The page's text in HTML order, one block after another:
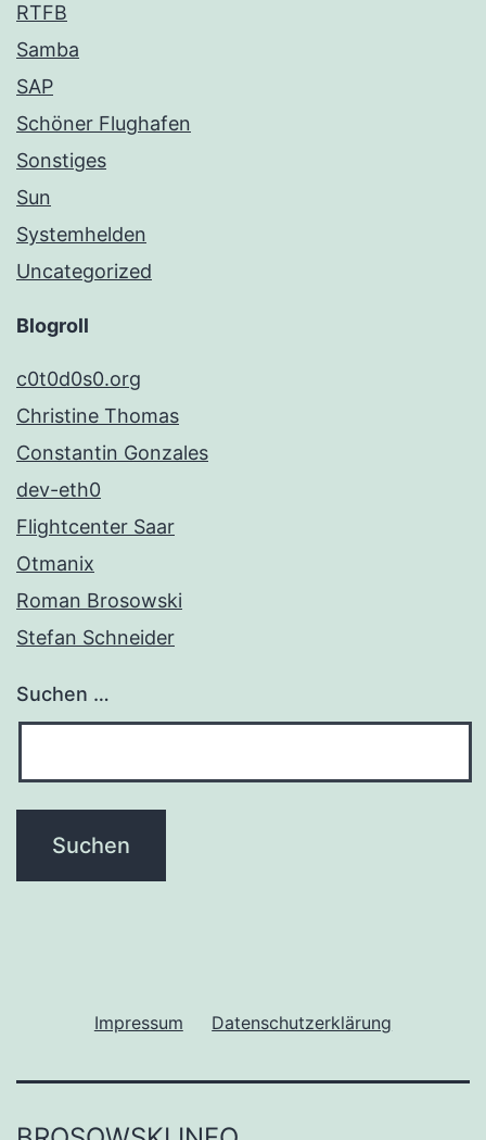
RTFB
Samba
SAP
Schöner Flughafen
Sonstiges
Sun
Systemhelden
Uncategorized
Blogroll
c0t0d0s0.org
Christine Thomas
Constantin Gonzales
dev-eth0
Flightcenter Saar
Otmanix
Roman Brosowski
Stefan Schneider
Suchen …
Impressum Datenschutzerklärung